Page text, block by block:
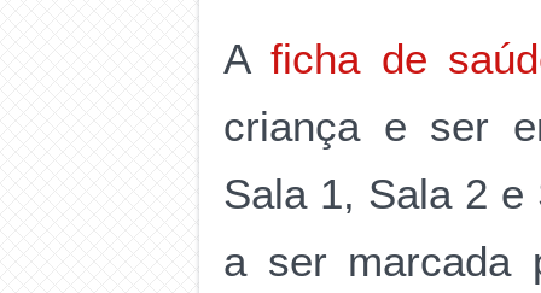
A ficha de
criança e ser
Sala 1, Sala 2 e
a ser marcada